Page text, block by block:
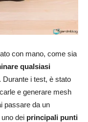
con mano, come sia
qualsiasi
. Durante i test, è stato
e generare mesh
passare da un
dei principali punti